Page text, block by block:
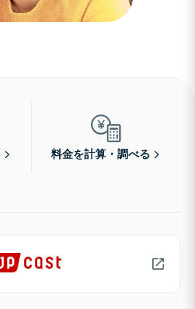
料金を計算・調べる